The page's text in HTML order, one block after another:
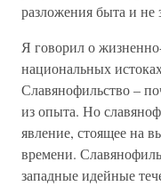
разложения быта и
Я говорил о
национальных
Славянофильство –
из опыта. Но
явление, стоящее на
времени.
западные идейные